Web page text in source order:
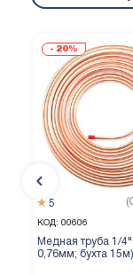
20%
КОД: 00606
Медная труба 1/
0,76мм; бухта 15м)
5